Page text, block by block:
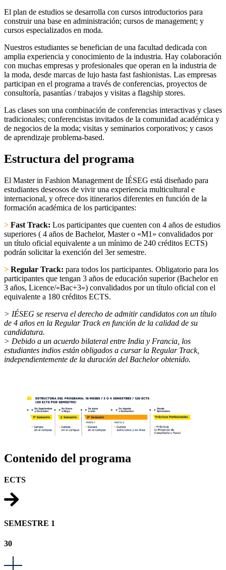
El plan de estudios se desarrolla con cursos introductorios para
construir una base en administración; cursos de management; y
cursos especializados en moda.
Nuestros estudiantes se benefician de una facultad dedicada con
amplia experiencia y conocimiento de la industria. Hay colaboración
con muchas empresas y profesionales que operan en la industria de
la moda, desde marcas de lujo hasta fast fashionistas. Las empresas
participan en el programa a través de conferencias, proyectos de
consultoría, pasantías / trabajos y visitas a flagship stores.
Las clases son una combinación de conferencias interactivas y clases
tradicionales; conferencistas invitados de la comunidad académica y
de negocios de la moda; visitas y seminarios corporativos; y casos
de aprendizaje problema-based.
Estructura del programa
El Master in Fashion Management de IÉSEG está diseñado para
estudiantes deseosos de vivir una experiencia multicultural e
internacional, y ofrece dos itinerarios diferentes en función de la
formación académica de los participantes:
> Fast Track: Los participantes que cuenten con 4 años de estudios
superiores ( 4 años de Bachelor, Master o «M1» convalidados por
un título oficial equivalente a un mínimo de 240 créditos ECTS)
podrán solicitar la exención del 3er semestre.
> Regular Track: para todos los participantes. Obligatorio para los
participantes que tengan 3 años de educación superior (Bachelor en
3 años, Licence/«Bac+3») convalidados por un título oficial con el
equivalente a 180 créditos ECTS.
> IÉSEG se reserva el derecho de admitir candidatos con un título
de 4 años en la Regular Track en función de la calidad de su
candidatura.
> Debido a un acuerdo bilateral entre India y Francia, los
estudiantes indios están obligados a cursar la Regular Track,
independientemente de la duración del Bachelor obtenido.
Contenido del programa
ECTS
SEMESTRE 1
30